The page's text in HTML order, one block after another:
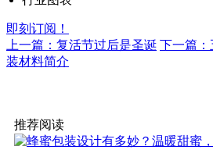
即刻订阅！
上一篇：复活节过后是圣诞 下一篇：
装材料简介
推荐阅读